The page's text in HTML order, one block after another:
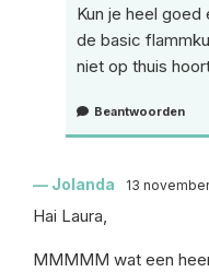
Kun je heel
de basic
niet op thuis
Beantwoorden
Jolanda 13
Hai Laura,
MMMMM wat een